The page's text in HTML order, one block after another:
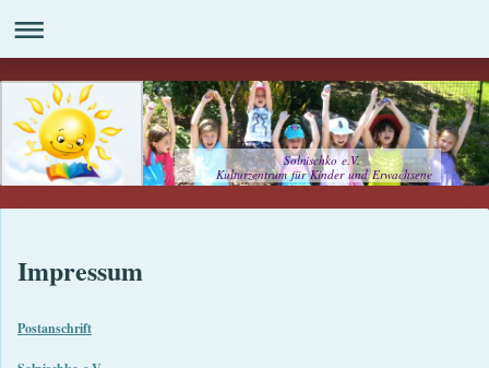
Solnischko e.V.
Kulturzentrum für Kinder und Erwachsene
Impressum
Postanschrift